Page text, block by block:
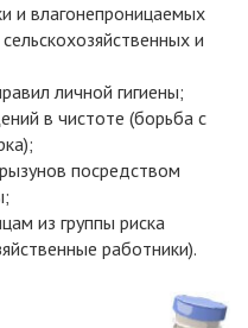
и влагонепроницаемых
и
личной гигиены;
в чистоте (борьба с
посредством
из группы риска
работники).